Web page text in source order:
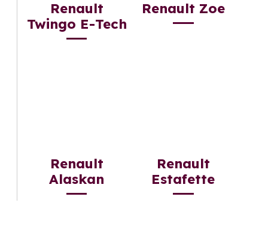
Renault
Twingo E-Tech
Renault Zoe
Renault
Alaskan
Renault
Estafette